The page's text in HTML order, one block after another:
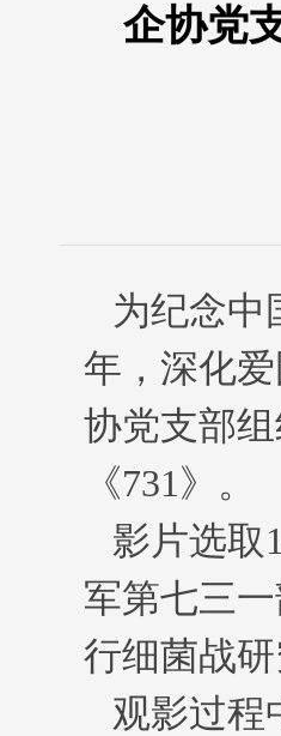
企协党
为纪念中
年 ， 深化
协党支部
《731》。
影片选取
军第七三
行细菌战
观影过程